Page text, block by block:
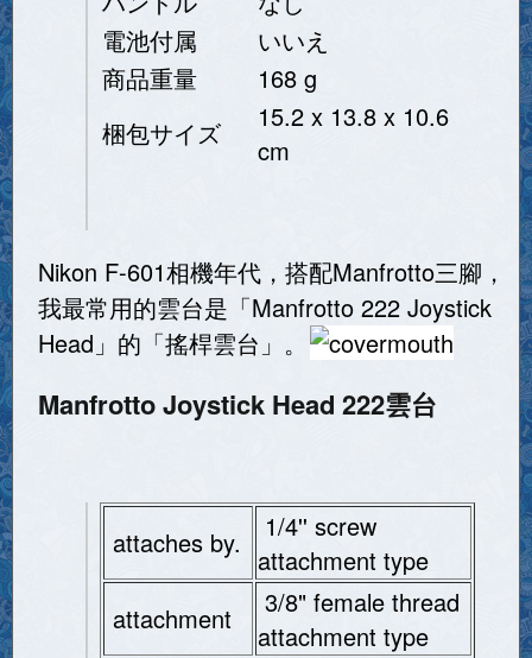
電池付属
いいえ
商品重量
168 g
梱包サイズ
15.2 x 13.8 x 10.6
cm
Nikon F-601相機年代，搭配Manfrotto三腳，
我最常用的雲台是「Manfrotto 222 Joystick
Head」的「搖桿雲台」。
Manfrotto Joystick Head 222雲台
attaches by.
1/4'' screw
attachment type
attachment
3/8" female thread
attachment type